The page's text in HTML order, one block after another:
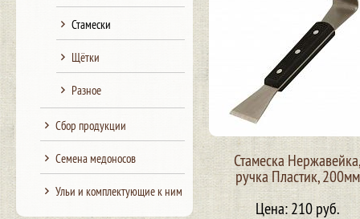
Стамеска Нержавейка,
ручка Пластик, 200мм
Цена: 210 руб.
Стамески
Щётки
Разное
Сбор продукции
Семена медоносов
Ульи и комплектующие к ним